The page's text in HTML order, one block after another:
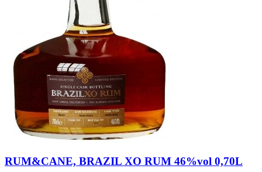
RUM&CANE, BRAZIL XO RUM 46%vol 0,70L